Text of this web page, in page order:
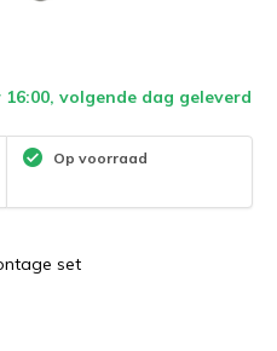
volgende dag geleverd
Op voorraad
set